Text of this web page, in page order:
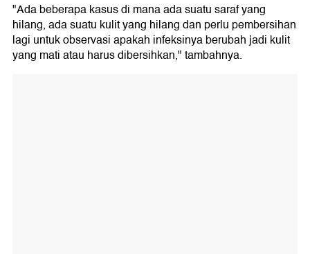
"Ada beberapa kasus di mana ada suatu saraf yang
hilang, ada suatu kulit yang hilang dan perlu pembersihan
lagi untuk observasi apakah infeksinya berubah jadi kulit
yang mati atau harus dibersihkan," tambahnya.